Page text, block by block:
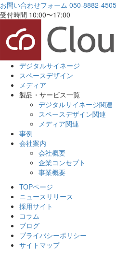
お問い合わせフォーム 050-8882-4505
受付時間 10:00〜17:00
デジタルサイネージ
スペースデザイン
メディア
製品・サービス一覧
デジタルサイネージ関連
スペースデザイン関連
メディア関連
事例
会社案内
会社概要
企業コンセプト
事業概要
TOPページ
ニュースリリース
採用サイト
コラム
ブログ
プライバシーポリシー
サイトマップ